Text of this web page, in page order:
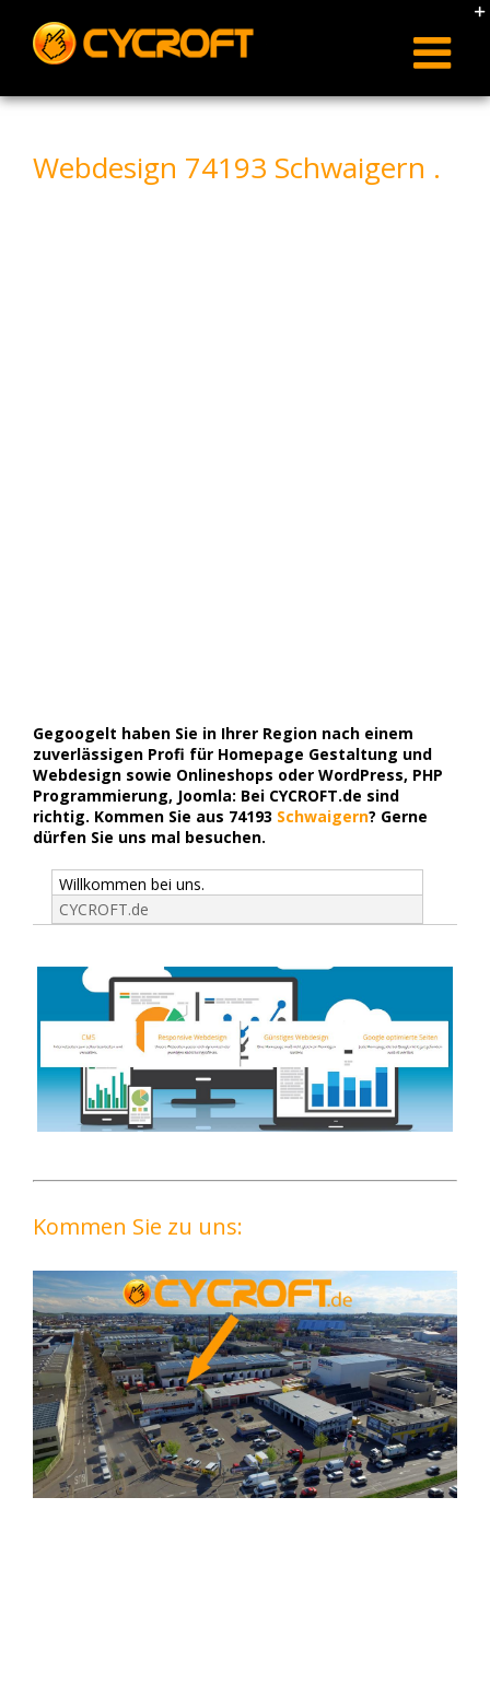
content
Webdesign 74193 Schwaigern .
Gegoogelt haben Sie in Ihrer Region nach einem
zuverlässigen Profi für Homepage Gestaltung und
Webdesign sowie Onlineshops oder WordPress, PHP
Programmierung, Joomla: Bei CYCROFT.de sind
richtig. Kommen Sie aus 74193 Schwaigern? Gerne
dürfen Sie uns mal besuchen.
Willkommen bei uns.
CYCROFT.de
Kommen Sie zu uns: